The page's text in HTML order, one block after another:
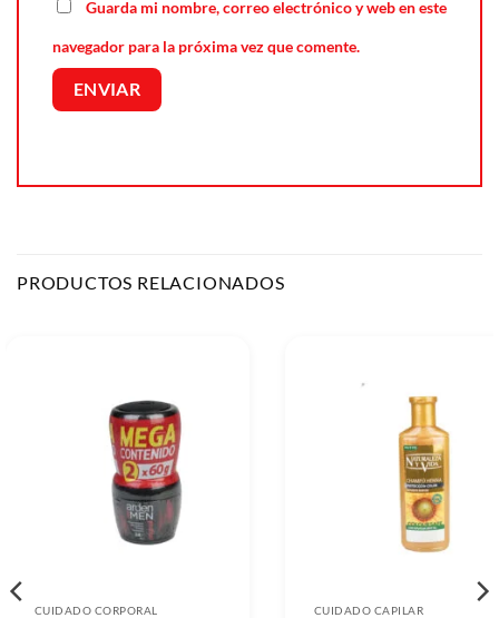
Guarda mi nombre, correo electrónico y web en este
navegador para la próxima vez que comente.
PRODUCTOS RELACIONADOS
CUIDADO CORPORAL CUIDADO CAPILAR